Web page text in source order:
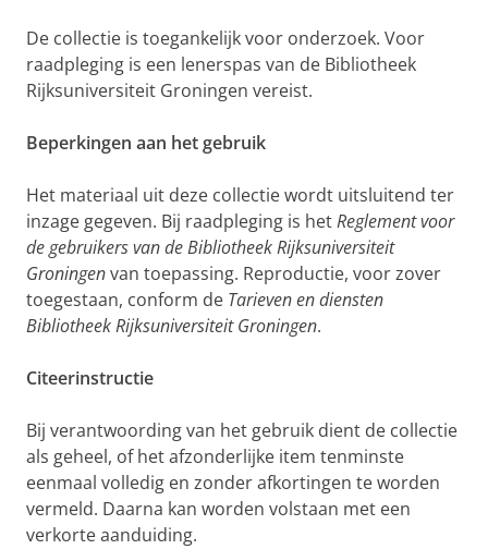
De collectie is toegankelijk voor onderzoek. Voor
raadpleging is een lenerspas van de Bibliotheek
Rijksuniversiteit Groningen vereist.
Beperkingen aan het gebruik
Het materiaal uit deze collectie wordt uitsluitend ter
inzage gegeven. Bij raadpleging is hetReglement voor
de gebruikers van de Bibliotheek Rijksuniversiteit
Groningenvan toepassing. Reproductie, voor zover
toegestaan, conform de Tarieven en diensten
Bibliotheek Rijksuniversiteit Groningen.
Citeerinstructie
Bij verantwoording van het gebruik dient de collectie
als geheel, of het afzonderlijke item tenminste
eenmaal volledig en zonder afkortingen te worden
vermeld. Daarna kan worden volstaan met een
verkorte aanduiding.